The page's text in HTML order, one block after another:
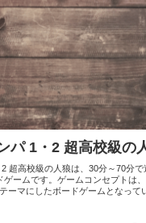
パ 1・2 超高校級の
超高校級の人狼は、30分～70分で
ゲームです。ゲームコンセプトは、
ーマにしたボードゲームとなって